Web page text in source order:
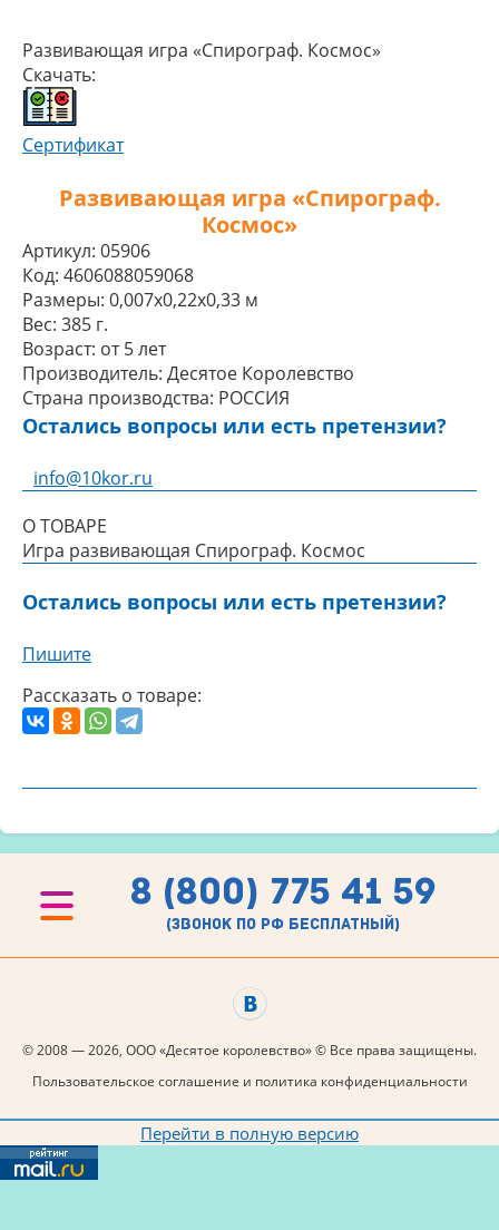
Развивающая игра «Спирограф. Космос»
Скачать:
Сертификат
Развивающая игра «Спирограф.
Космос»
Артикул: 05906
Код: 4606088059068
Размеры: 0,007x0,22x0,33 м
Вес: 385 г.
Возраст: от 5 лет
Производитель: Десятое Королевство
Страна производства: РОССИЯ
Остались вопросы или есть претензии?
info@10kor.ru
О ТОВАРЕ
Игра развивающая Спирограф. Космос
Остались вопросы или есть претензии?
Пишите
Рассказать о товаре:
8 (800) 775 41 59
(звонок по рф бесплатный)
© 2008 — 2026, ООО «Десятое королевство» © Все права защищены.
Пользовательское соглашение и политика конфиденциальности
Перейти в полную версию